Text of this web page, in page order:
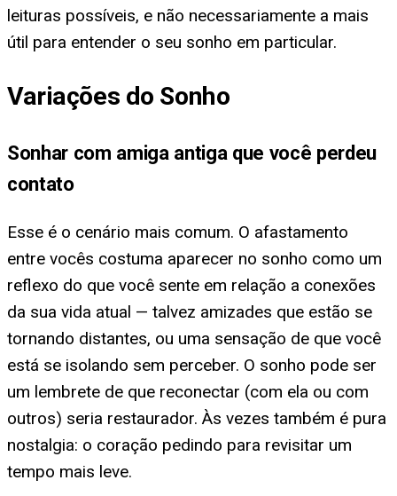
leituras possíveis, e não necessariamente a mais
útil para entender o seu sonho em particular.
Variações do Sonho
Sonhar com amiga antiga que você perdeu
contato
Esse é o cenário mais comum. O afastamento
entre vocês costuma aparecer no sonho como um
reflexo do que você sente em relação a conexões
da sua vida atual — talvez amizades que estão se
tornando distantes, ou uma sensação de que você
está se isolando sem perceber. O sonho pode ser
um lembrete de que reconectar (com ela ou com
outros) seria restaurador. Às vezes também é pura
nostalgia: o coração pedindo para revisitar um
tempo mais leve.